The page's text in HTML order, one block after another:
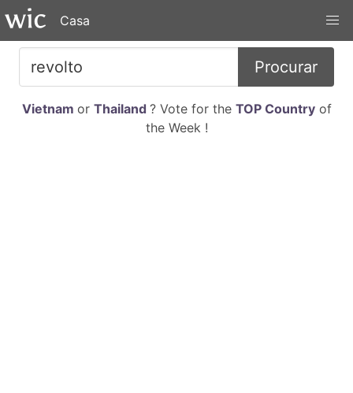
Casa
Procurar
Vietnam or Thailand ? Vote for the TOP Countryof
the Week !